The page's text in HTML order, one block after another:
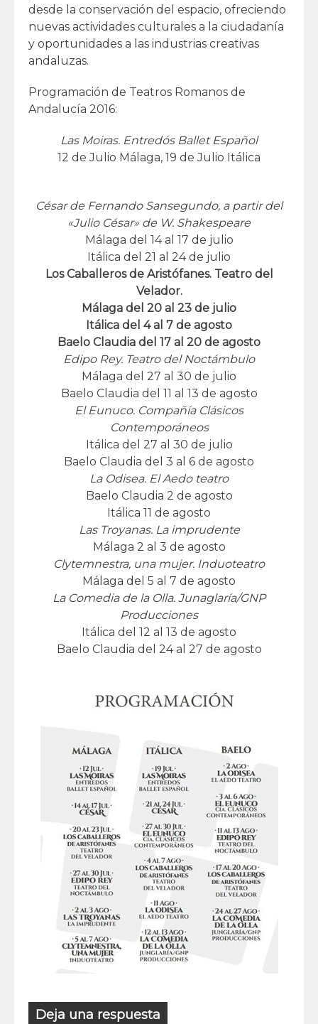
desde la conservación del espacio, ofreciendo
nuevas actividades culturales a la ciudadanía
y oportunidades a las industrias creativas
andaluzas.
Programación de Teatros Romanos de
Andalucía 2016:
Las Moiras. Entredós Ballet Español
12 de Julio Málaga, 19 de Julio Itálica
César de Fernando Sansegundo, a partir del
«Julio César» de W. Shakespeare
Málaga del 14 al 17 de julio
Itálica del 21 al 24 de julio
Los Caballeros de Aristófanes. Teatro del
Velador.
Málaga del 20 al 23 de julio
Itálica del 4 al 7 de agosto
Baelo Claudia del 17 al 20 de agosto
Edipo Rey. Teatro del Noctámbulo
Málaga del 27 al 30 de julio
Baelo Claudia del 11 al 13 de agosto
El Eunuco. Compañía Clásicos
Contemporáneos
Itálica del 27 al 30 de julio
Baelo Claudia del 3 al 6 de agosto
La Odisea. El Aedo teatro
Baelo Claudia 2 de agosto
Itálica 11 de agosto
Las Troyanas. La imprudente
Málaga 2 al 3 de agosto
Clytemnestra, una mujer. Induoteatro
Málaga del 5 al 7 de agosto
La Comedia de la Olla. Junaglaría/GNP
Producciones
Itálica del 12 al 13 de agosto
Baelo Claudia del 24 al 27 de agosto
Deja una respuesta